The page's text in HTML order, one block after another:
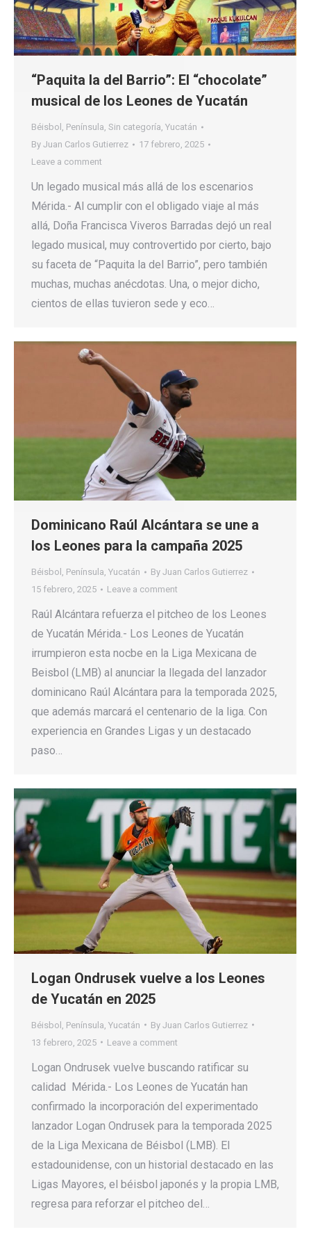
“Paquita la del Barrio”: El “chocolate”
musical de los Leones de Yucatán
Béisbol , Península, Sin categoría, Yucatán
By Juan Carlos Gutierrez
17 febrero, 2025
Leave a comment
Un legado musical más allá de los escenarios
Mérida.- Al cumplir con el obligado viaje al más
allá, Doña Francisca Viveros Barradas dejó un real
legado musical, muy controvertido por cierto, bajo
su faceta de “Paquita la del Barrio”, pero también
muchas, muchas anécdotas. Una, o mejor dicho,
cientos de ellas tuvieron sede y eco…
Dominicano Raúl Alcántara se une a
los Leones para la campaña 2025
Béisbol , Península, Yucatán By Juan Carlos Gutierrez
15 febrero, 2025
Leave a comment
Raúl Alcántara refuerza el pitcheo de los Leones
de Yucatán Mérida.- Los Leones de Yucatán
irrumpieron esta nocbe en la Liga Mexicana de
Beisbol (LMB) al anunciar la llegada del lanzador
dominicano Raúl Alcántara para la temporada 2025,
que además marcará el centenario de la liga. Con
experiencia en Grandes Ligas y un destacado
paso…
Logan Ondrusek vuelve a los Leones
de Yucatán en 2025
Béisbol Península Yucatán By Juan Carlos Gutierrez
13 febrero, 2025
Leave a comment
Logan Ondrusek vuelve buscando ratificar su
calidad Mérida.- Los Leones de Yucatán han
confirmado la incorporación del experimentado
lanzador Logan Ondrusek para la temporada 2025
de la Liga Mexicana de Béisbol (LMB). El
estadounidense, con un historial destacado en las
Ligas Mayores, el béisbol japonés y la propia LMB,
regresa para reforzar el pitcheo del…